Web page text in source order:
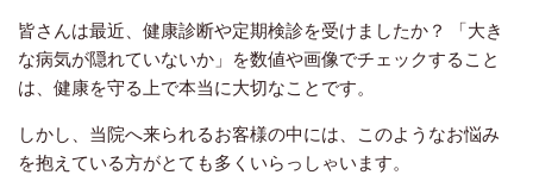
皆さんは最近、健康診断や定期検診を受けましたか？ 「大き
な病気が隠れていないか」を数値や画像でチェックすること
は、健康を守る上で本当に大切なことです。
しかし、当院へ来られるお客様の中には、このようなお悩み
を抱えている方がとても多くいらっしゃいます。